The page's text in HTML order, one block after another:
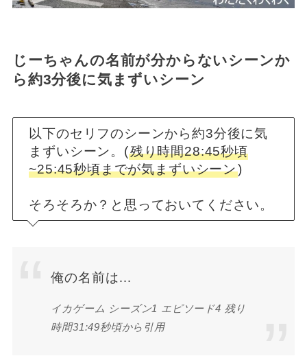
じーちゃんの名前が分からないシーンか
ら約3分後に気まずいシーン
以下のセリフのシーンから約3分後に気
まずいシーン。(残り時間28:45秒頃
~25:45秒頃までが気まずいシーン)
そろそろか？と思っておいてください。
俺の名前は…
イカゲーム シーズン1 エピソード4 残り
時間31:49秒頃から引用